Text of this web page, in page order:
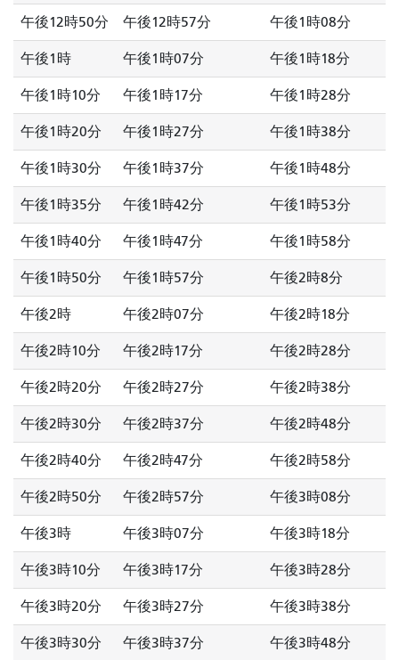
午後12時50分 午後12時57分 午後1時08分
午後1時 午後1時07分 午後1時18分
午後1時10分 午後1時17分 午後1時28分
午後1時20分 午後1時27分 午後1時38分
午後1時30分 午後1時37分 午後1時48分
午後1時35分 午後1時42分 午後1時53分
午後1時40分 午後1時47分 午後1時58分
午後1時50分 午後1時57分 午後2時8分
午後2時 午後2時07分 午後2時18分
午後2時10分 午後2時17分 午後2時28分
午後2時20分 午後2時27分 午後2時38分
午後2時30分 午後2時37分 午後2時48分
午後2時40分 午後2時47分 午後2時58分
午後2時50分 午後2時57分 午後3時08分
午後3時 午後3時07分 午後3時18分
午後3時10分 午後3時17分 午後3時28分
午後3時20分 午後3時27分 午後3時38分
午後3時30分 午後3時37分 午後3時48分